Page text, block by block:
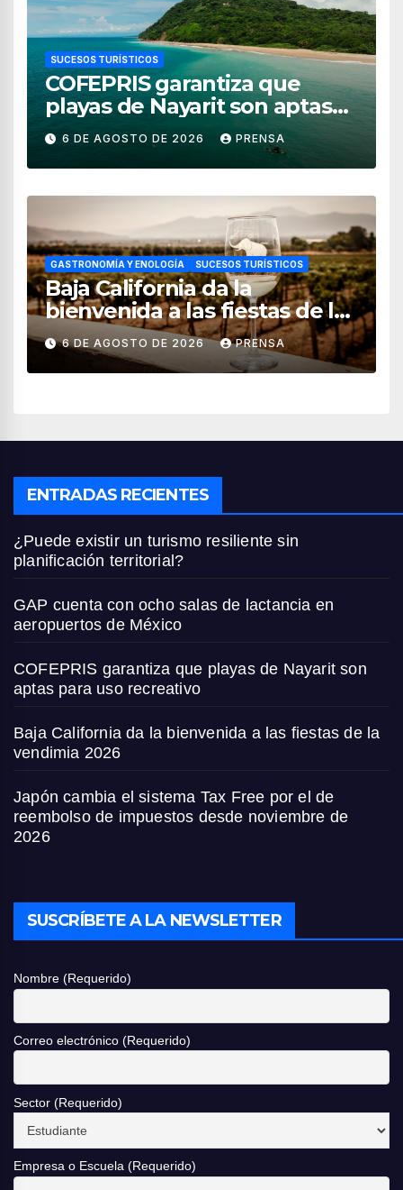
SUCESOS TURÍSTICOS
COFEPRIS garantiza que
playas de Nayarit son aptas
para uso recreativo
6 DE AGOSTO DE 2026 PRENSA
GASTRONOMÍA Y ENOLOGÍA SUCESOS TURÍSTICOS
Baja California da la
bienvenida a las fiestas de la
vendimia 2026
6 DE AGOSTO DE 2026 PRENSA
ENTRADAS RECIENTES
¿Puede existir un turismo resiliente sin
planificación territorial?
GAP cuenta con ocho salas de lactancia en
aeropuertos de México
COFEPRIS garantiza que playas de Nayarit son
aptas para uso recreativo
Baja California da la bienvenida a las fiestas de la
vendimia 2026
Japón cambia el sistema Tax Free por el de
reembolso de impuestos desde noviembre de
2026
SUSCRÍBETE A LA NEWSLETTER
Nombre (Requerido)
Correo electrónico (Requerido)
Sector (Requerido)
Empresa o Escuela (Requerido)